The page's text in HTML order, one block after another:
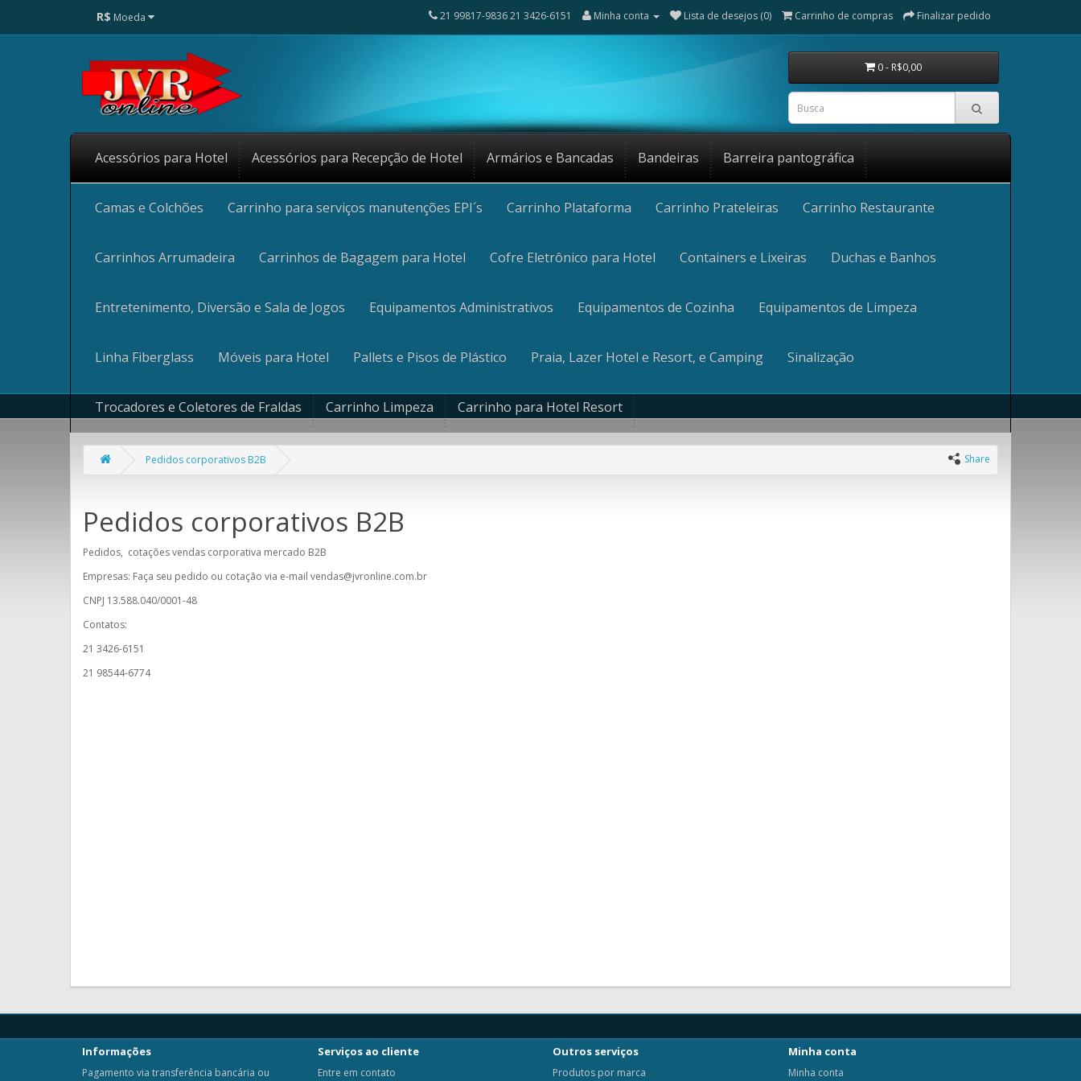
R$ Moeda 21 99817-9836 21 3426-6151 Minha conta Lista de desejos (0) Carrinho de compras Finalizar pedido
0 - R$0,00
Acessórios para Hotel Acessórios para Recepção de Hotel Armários e Bancadas Bandeiras Barreira pantográfica
Camas e Colchões Carrinho para serviços manutenções EPI´s Carrinho Plataforma Carrinho Prateleiras Carrinho Restaurante
Carrinhos Arrumadeira Carrinhos de Bagagem para Hotel Cofre Eletrônico para Hotel Containers e Lixeiras Duchas e Banhos
Entretenimento, Diversão e Sala de Jogos Equipamentos Administrativos Equipamentos de Cozinha Equipamentos de Limpeza
Linha Fiberglass Móveis para Hotel Pallets e Pisos de Plástico Praia, Lazer Hotel e Resort, e Camping Sinalização
Trocadores e Coletores de Fraldas Carrinho Limpeza Carrinho para Hotel Resort
Share
Pedidos corporativos B2B
Pedidos corporativos B2B
Pedidos, cotações vendas corporativa mercado B2B
Empresas: Faça seu pedido ou cotação via e-mail vendas@jvronline.com.br
CNPJ 13.588.040/0001-48
Contatos:
21 3426-6151
21 98544-6774
Informações
Pagamento via transferência bancária ou
Serviços ao cliente
Entre em contato
Outros serviços
Produtos por marca
Minha conta
Minha conta